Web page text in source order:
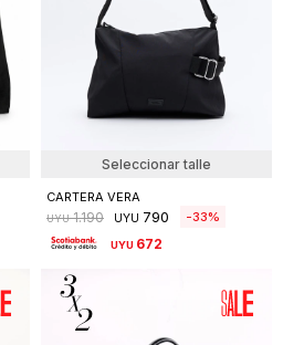
Seleccionar talle
CARTERA VERA
UYU 1.190 UYU 790 33
UYU 672